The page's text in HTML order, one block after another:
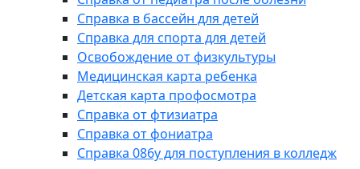
Справка в бассейн для детей
Справка для спорта для детей
Освобождение от физкультуры
Медицинская карта ребенка
Детская карта профосмотра
Справка от фтизиатра
Справка от фониатра
Справка 086у для поступления в колледж